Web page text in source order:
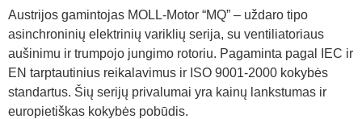
Austrijos gamintojas MOLL-Motor “MQ” – uždaro tipo
asinchroninių elektrinių variklių serija, su ventiliatoriaus
aušinimu ir trumpojo jungimo rotoriu. Pagaminta pagal IEC ir
EN tarptautinius reikalavimus ir ISO 9001-2000 kokybės
standartus. Šių serijų privalumai yra kainų lankstumas ir
europietiškas kokybės pobūdis.